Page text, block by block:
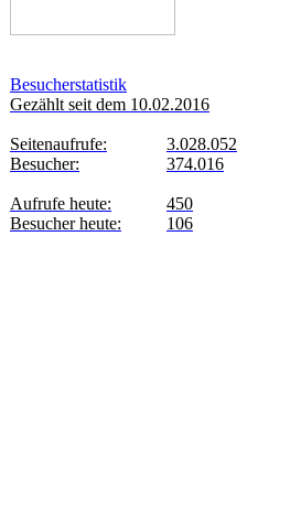
Besucherstatistik
Gezählt seit dem 10.02.2016
Seitenaufrufe:
Besucher:
Aufrufe heute:
Besucher heute:
3.028.052
374.016
450
106